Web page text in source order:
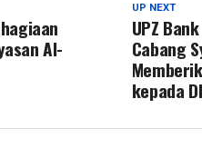
UP NEXT
UPZ
Cabang
kepada
Al-